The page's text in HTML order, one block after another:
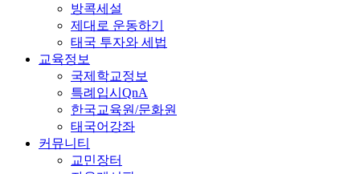
방콕세설
제대로 운동하기
태국 투자와 세법
교육정보
국제학교정보
특례입시QnA
한국교육원/문화원
태국어강좌
커뮤니티
교민장터